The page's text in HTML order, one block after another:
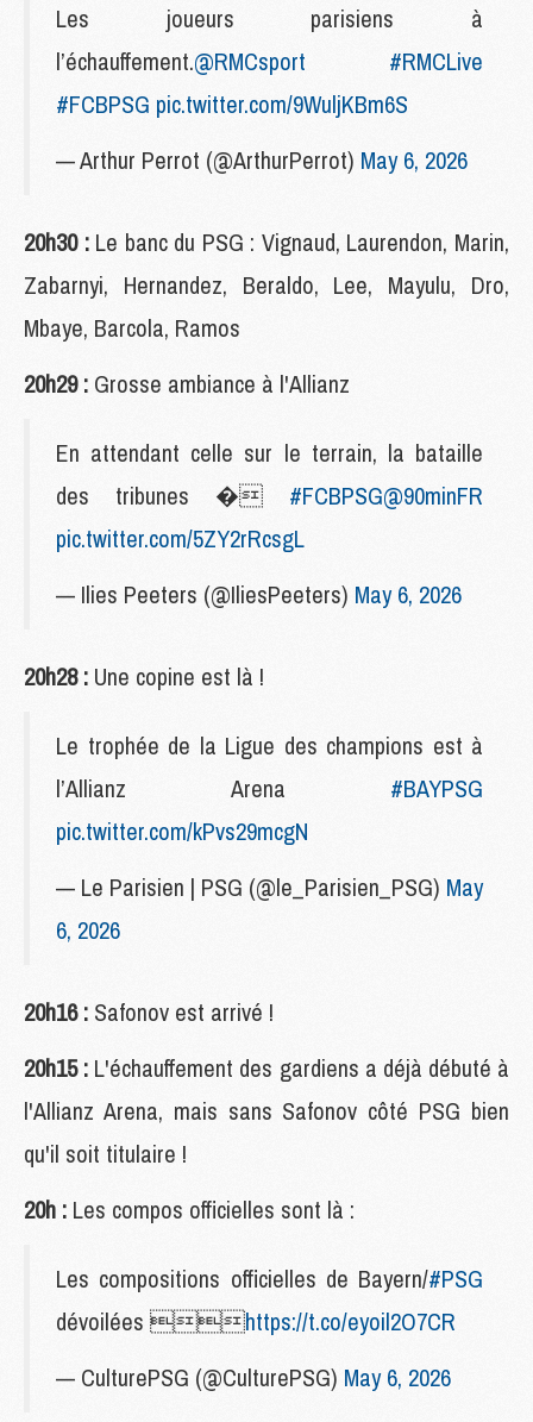
Les joueurs parisiens à
l’échauffement.@RMCsport
#RMCLive
#FCBPSG pic.twitter.com/9WuljKBm6S
— Arthur Perrot (@ArthurPerrot) May 6, 2026
20h30 : Le banc du PSG : Vignaud, Laurendon, Marin,
Zabarnyi, Hernandez, Beraldo, Lee, Mayulu, Dro,
Mbaye, Barcola, Ramos
20h29 : Grosse ambiance à l'Allianz
En attendant celle sur le terrain, la bataille
des tribunes � #FCBPSG@90minFR
pic.twitter.com/5ZY2rRcsgL
— Ilies Peeters (@IliesPeeters) May 6, 2026
20h28 : Une copine est là !
Le trophée de la Ligue des champions est à
l’Allianz Arena #BAYPSG
pic.twitter.com/kPvs29mcgN
— Le Parisien | PSG (@le_Parisien_PSG) May
6, 2026
20h16 : Safonov est arrivé !
20h15 : L'échauffement des gardiens a déjà débuté à
l'Allianz Arena, mais sans Safonov côté PSG bien
qu'il soit titulaire !
20h : Les compos officielles sont là :
Les compositions officielles de Bayern/#PSG
dévoilées https://t.co/eyoil2O7CR
— CulturePSG (@CulturePSG) May 6, 2026